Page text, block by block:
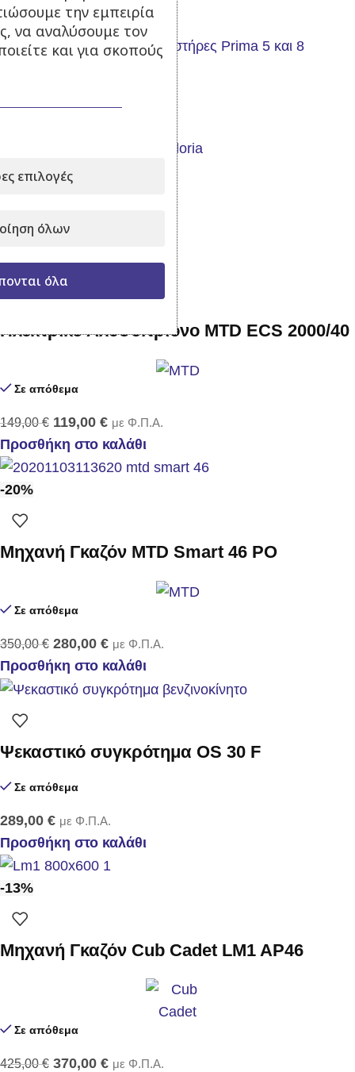
Προσθήκη στο καλάθι
Αυτόματη αντλία
Προσθήκη στο καλάθι
-20%
Ηλεκτρικό Αλυσοπρίονο MTD ECS 2000/40
Σε απόθεμα
149,00€ 119,00 € με Φ.Π.Α.
Προσθήκη στο καλάθι
-20%
Μηχανή Γκαζόν MTD Smart 46 PO
Σε απόθεμα
350,00€ 280,00 € με Φ.Π.Α.
Προσθήκη στο καλάθι
Ψεκαστικό συγκρότημα OS 30 F
Σε απόθεμα
289,00 € με Φ.Π.Α.
Προσθήκη στο καλάθι
-13%
Μηχανή Γκαζόν Cub Cadet LM1 AP46
Σε απόθεμα
425,00€ 370,00 € με Φ.Π.Α.
την εμπειρία
να αναλύσουμε τον
και για σκοπούς
επιλογές
όλων
όλα